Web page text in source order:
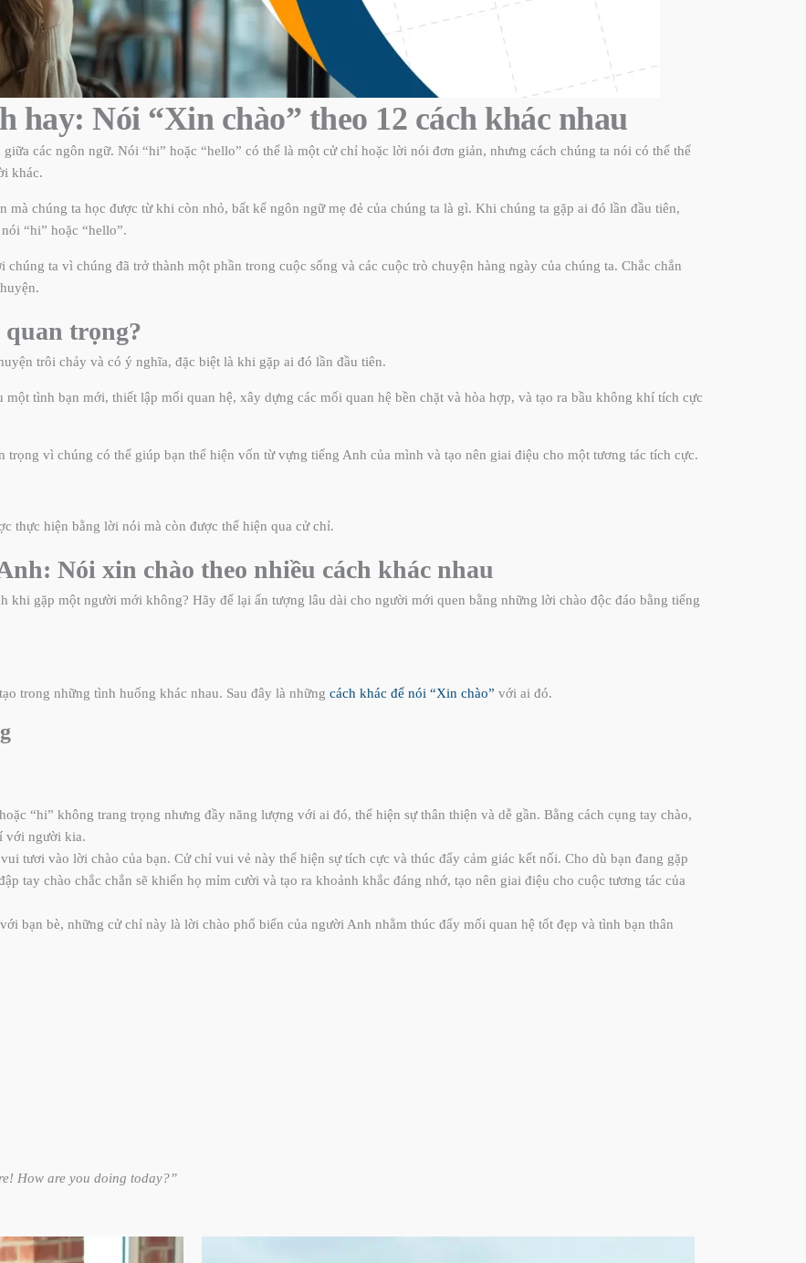
hay: Nói “Xin chào” theo 12 cách khác nhau
các ngôn ngữ. Nói “hi” hoặc “hello” có thể là một cử chỉ hoặc lời nói đơn giản, nhưng cách chúng ta nói có thể thể
khác.
chúng ta học được từ khi còn nhỏ, bất kể ngôn ngữ mẹ đẻ của chúng ta là gì. Khi chúng ta gặp ai đó lần đầu tiên,
“hi” hoặc “hello”.
ta vì chúng đã trở thành một phần trong cuộc sống và các cuộc trò chuyện hàng ngày của chúng ta. Chắc chắn
quan trọng?
trôi chảy và có ý nghĩa, đặc biệt là khi gặp ai đó lần đầu tiên.
tình bạn mới, thiết lập mối quan hệ, xây dựng các mối quan hệ bền chặt và hòa hợp, và tạo ra bầu không khí tích cực
vì chúng có thể giúp bạn thể hiện vốn từ vựng tiếng Anh của mình và tạo nên giai điệu cho một tương tác tích cực.
thực hiện bằng lời nói mà còn được thể hiện qua cử chỉ.
Nói xin chào theo nhiều cách khác nhau
khi gặp một người mới không? Hãy để lại ấn tượng lâu dài cho người mới quen bằng những lời chào độc đáo bằng tiếng
trong những tình huống khác nhau. Sau đây là những cách khác để nói “Xin chào” với ai đó.
“hi” không trang trọng nhưng đầy năng lượng với ai đó, thể hiện sự thân thiện và dễ gần. Bằng cách cụng tay chào,
với người kia.
tươi vào lời chào của bạn. Cử chỉ vui vẻ này thể hiện sự tích cực và thúc đẩy cảm giác kết nối. Cho dù bạn đang gặp
tay chào chắc chắn sẽ khiến họ mỉm cười và tạo ra khoảnh khắc đáng nhớ, tạo nên giai điệu cho cuộc tương tác của
bạn bè, những cử chỉ này là lời chào phổ biến của người Anh nhằm thúc đẩy mối quan hệ tốt đẹp và tình bạn thân
How are you doing today?”